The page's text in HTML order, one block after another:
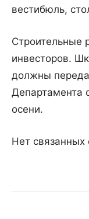
вестибюль,
Строительные
инвесторов.
должны
Департамента
осени.
Нет